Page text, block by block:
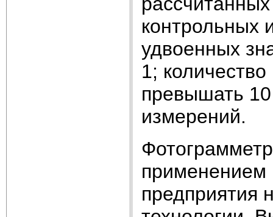
контрольных
удвоенных
1;
превышать
измерений.
предприятия